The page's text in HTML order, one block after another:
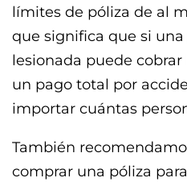
límites de póliza de al
que significa que si
lesionada puede cobrar
un pago total por
importar cuántas
También
comprar una póliza